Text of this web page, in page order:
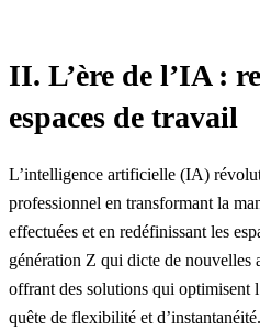
II. L’ère de l’IA :
espaces de travail
L’intelligence artificielle (IA)
professionnel en transformant la
effectuées et en redéfinissant les
génération Z qui dicte de nouvelles
offrant des solutions qui optimisent
quête de flexibilité et